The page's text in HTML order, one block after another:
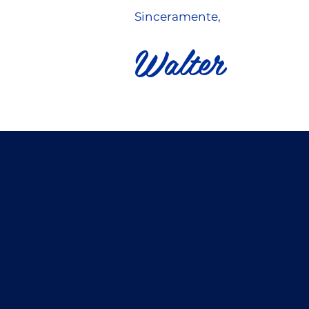
Sinceramente,
Walter